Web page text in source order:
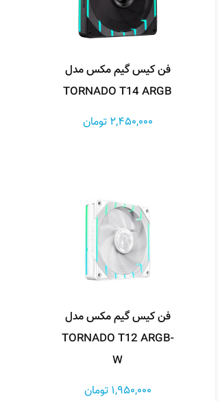
فن کیس گیم مکس مدل
TORNADO T14 ARGB
2,450,000 تومان
فن کیس گیم مکس مدل
TORNADO T12 ARGB-
W
1,950,000 تومان